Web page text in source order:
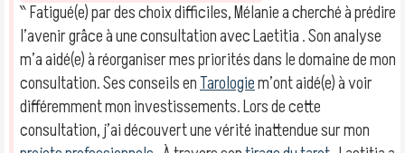
‶ Fatigué(e) par des choix difficiles, Mélanie a cherché à prédire
l’avenir grâce à une consultation avec Laetitia . Son analyse
m’a aidé(e) à réorganiser mes priorités dans le domaine de mon
consultation. Ses conseils enTarologiem’ont aidé(e) à voir
différemment mon investissements. Lors de cette
consultation, j’ai découvert une vérité inattendue sur mon